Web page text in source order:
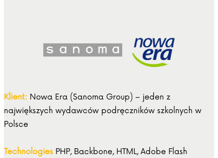
Klient: Nowa Era (Sanoma Group) – jeden z
największych wydawców podręczników szkolnych w
Polsce
Technologies PHP, Backbone, HTML, Adobe Flash